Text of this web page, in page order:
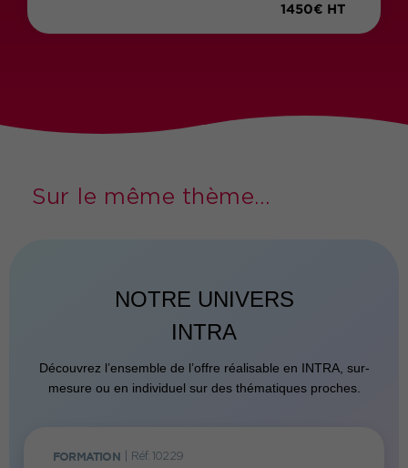
1450€ HT
Sur le même thème...
NOTRE UNIVERS
INTRA
Découvrez l’ensemble de l’offre réalisable en INTRA, sur-
mesure ou en individuel sur des thématiques proches.
FORMATION Réf. 10229